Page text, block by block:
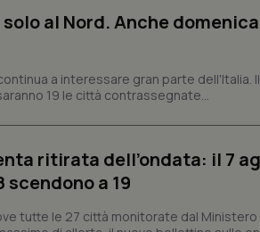
al Nord. Anche
a interessare gran parte dell'Italia.
19 le città contrassegnate...
ritirata dell’ondata: il 7
scendono a 19
tutte le 27 città monitorate dal Ministero
www.quotidianosanita.it
www.quotidianosanita.it
4
settimane
2 giorni
www.quotidianosanita.it
4
2 giorni
Google LLC
.quotidianosanita.it